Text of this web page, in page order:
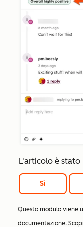
L'articolo è stato
Sì
Questo modulo viene
documentazione.